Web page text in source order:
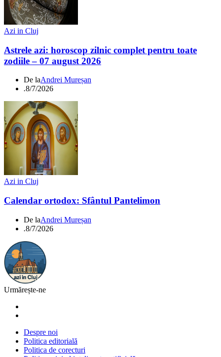
Azi in Cluj
Astrele azi: horoscop zilnic complet pentru toate
zodiile – 07 august 2026
De laAndrei Mureșan
.8/7/2026
Azi in Cluj
Calendar ortodox: Sfântul Pantelimon
De laAndrei Mureșan
.8/7/2026
Urmărește-ne
Despre noi
Politica editorială
Politica de corecturi